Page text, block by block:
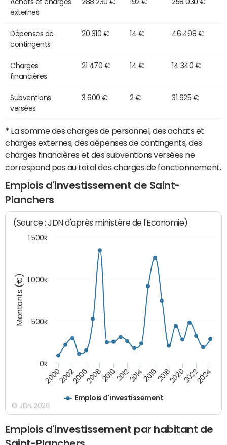
Achats et charges
externes
288 230 € 192 € 258 030 €
Dépenses de
contingents
20 310 € 14 € 46 498 €
Charges
financières
21 470 € 14 € 14 340 €
Subventions
versées
3 600 € 2 € 31 925 €
* La somme des charges de personnel, des achats et
charges externes, des dépenses de contingents, des
charges financières et des subventions versées ne
correspond pas au total des charges de fonctionnement.
Emplois d'investissement de Saint-
Planchers
Montants (€)
(Source : JDN d'après ministère de l'Economie)
Emplois d'investissement
200020022006200820102012201420162018202020222024
0k
500k
1 000k
1 500k
© JDN 2026
Emplois d'investissement par habitant de